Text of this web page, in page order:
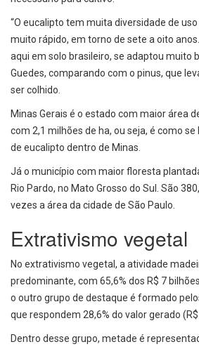
“O eucalipto tem muita diversidade de
muito rápido, em torno de sete a oito
aqui em solo brasileiro, se adaptou muito
Guedes, comparando com o pinus, que
ser colhido.
Minas Gerais é o estado com maior área
com 2,1 milhões de ha, ou seja, é como
de eucalipto dentro de Minas.
Já o município com maior floresta
Rio Pardo, no Mato Grosso do Sul. São
vezes a área da cidade de São Paulo.
Extrativismo vegetal
No extrativismo vegetal, a atividade
predominante, com 65,6% dos R$ 7
o outro grupo de destaque é formado
que respondem 28,6% do valor gerado (R$
Dentro desse grupo, metade é